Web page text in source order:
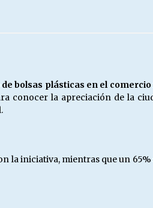
bolsas plásticas en el
conocer la apreciación de la
la iniciativa, mientras que un